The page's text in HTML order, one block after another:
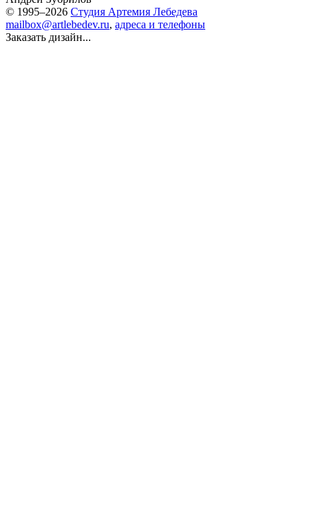
© 1995–2026 Студия Артемия Лебедева
mailbox@artlebedev.ru, адреса и телефоны
Заказать дизайн...